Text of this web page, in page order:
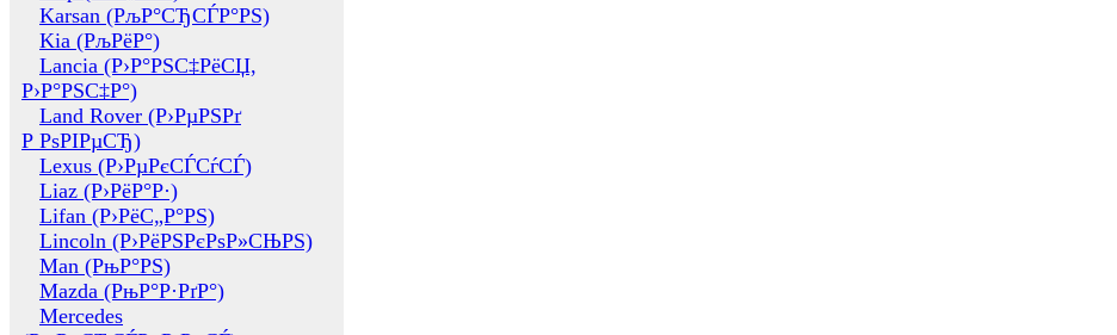
Karsan (РљР°СЂСЃР°РЅ)
Kia (РљРёР°)
Lancia (Р›Р°РЅС‡РёСЏ,
Р›Р°РЅС‡Р°)
Land Rover (Р›РµРЅРґ
Р РѕРІРµСЂ)
Lexus (Р›РµРєСЃСѓСЃ)
Liaz (Р›РёР°Р·)
Lifan (Р›РёС„Р°РЅ)
Lincoln (Р›РёРЅРєРѕР»СЊРЅ)
Man (РњР°РЅ)
Mazda (РњР°Р·РґР°)
Mercedes